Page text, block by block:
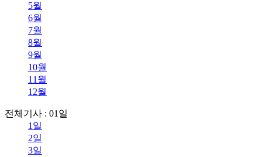
5월
6월
7월
8월
9월
10월
11월
12월
전체기사 : 01일
1일
2일
3일